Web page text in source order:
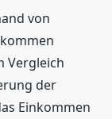
von
Vergleich
der
Einkommen